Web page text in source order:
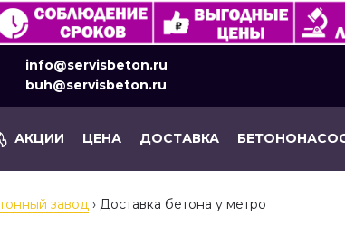
info@servisbeton.ru
buh@servisbeton.ru
АКЦИИ ЦЕНА ДОСТАВКА
завод › Доставка бетона у метро